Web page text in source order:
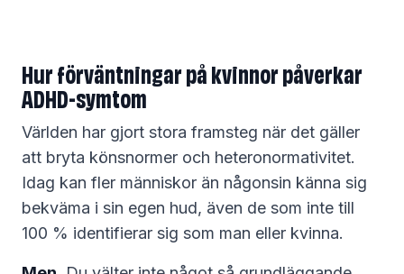
Hur förväntningar på kvinnor påverkar
ADHD-symtom
Världen har gjort stora framsteg när det gäller
att bryta könsnormer och heteronormativitet.
Idag kan fler människor än någonsin känna sig
bekväma i sin egen hud, även de som inte till
100 % identifierar sig som man eller kvinna.